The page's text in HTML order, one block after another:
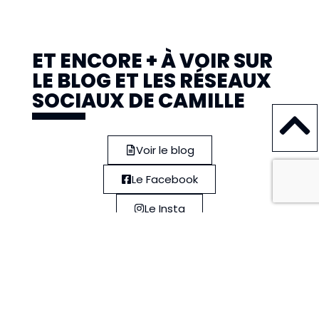
ET ENCORE + À VOIR SUR
LE BLOG ET LES RÉSEAUX
SOCIAUX DE CAMILLE
Voir le blog
Le Facebook
Le Insta